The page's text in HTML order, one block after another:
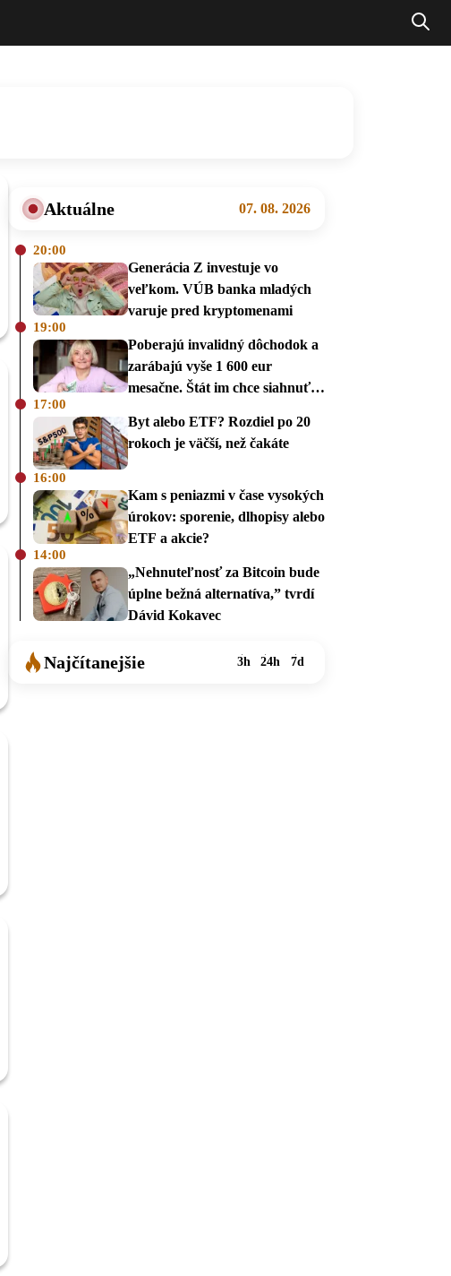
Aktuálne 07. 08. 2026
20:00
Generácia Z investuje vo
veľkom. VÚB banka mladých
varuje pred kryptomenami
19:00
Poberajú invalidný dôchodok a
zarábajú vyše 1 600 eur
mesačne. Štát im chce siahnuť
17:00
Byt alebo ETF? Rozdiel po 20
rokoch je väčší, než čakáte
16:00
Kam s peniazmi v čase vysokých
úrokov: sporenie, dlhopisy alebo
ETF a akcie?
14:00
„Nehnuteľnosť za Bitcoin bude
úplne bežná alternatíva,” tvrdí
Dávid Kokavec
Najčítanejšie 3h 24h 7d